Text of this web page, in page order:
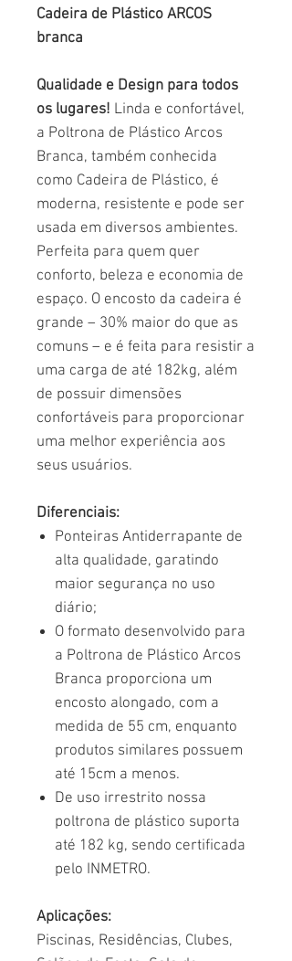
Cadeira de Plástico ARCOS
branca
Qualidade e Design para todos
os lugares! Linda e confortável,
a Poltrona de Plástico Arcos
Branca, também conhecida
como Cadeira de Plástico, é
moderna, resistente e pode ser
usada em diversos ambientes.
Perfeita para quem quer
conforto, beleza e economia de
espaço. O encosto da cadeira é
grande – 30% maior do que as
comuns – e é feita para resistir a
uma carga de até 182kg, além
de possuir dimensões
confortáveis para proporcionar
uma melhor experiência aos
seus usuários.
Diferenciais:
Ponteiras Antiderrapante de
alta qualidade, garatindo
maior segurança no uso
diário;
O formato desenvolvido para
a Poltrona de Plástico Arcos
Branca proporciona um
encosto alongado, com a
medida de 55 cm, enquanto
produtos similares possuem
até 15cm a menos.
De uso irrestrito nossa
poltrona de plástico suporta
até 182 kg, sendo certificada
pelo INMETRO.
Aplicações:
Piscinas, Residências, Clubes,